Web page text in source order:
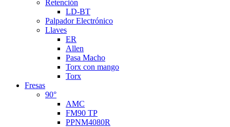
Retención
LD-BT
Palpador Electrónico
Llaves
ER
Allen
Pasa Macho
Torx con mango
Torx
Fresas
90°
AMC
FM90 TP
PPNM4080R